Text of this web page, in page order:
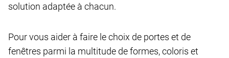
solution adaptée à chacun.
Pour vous aider à faire le choix de portes et de
fenêtres parmi la multitude de formes, coloris et